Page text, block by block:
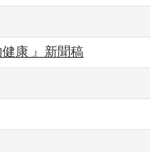
康 』新聞稿